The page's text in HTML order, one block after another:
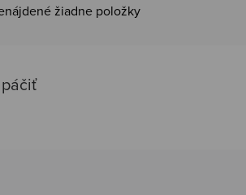
žiadne položky